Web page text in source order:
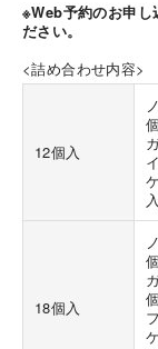
※Web予約のお申し
ださい。
<詰め合わせ内容>
12個入
個
18個入
個
個